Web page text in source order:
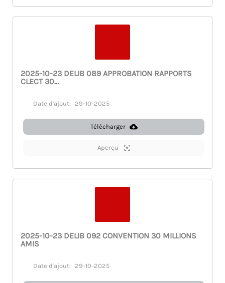
2025-10-23 DELIB 089 APPROBATION RAPPORTS
CLECT 30...
Date d'ajout: 29-10-2025
Télécharger
Aperçu
2025-10-23 DELIB 092 CONVENTION 30 MILLIONS
AMIS
Date d'ajout: 29-10-2025